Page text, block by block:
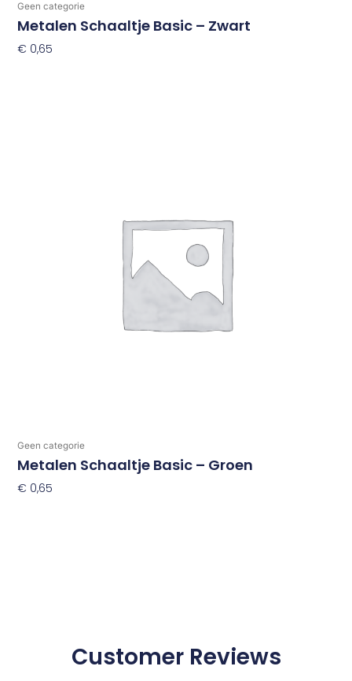
Geen categorie
Metalen Schaaltje Basic – Zwart
€ 0,65
Geen categorie
Metalen Schaaltje Basic – Groen
€ 0,65
Customer Reviews